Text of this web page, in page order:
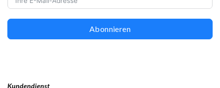
Kundendienst
Abonnieren